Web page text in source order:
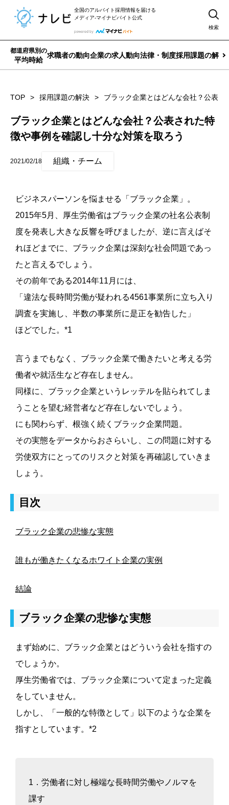
全国のアルバイト採用情報を届ける
メディア-マイナビバイト公式
検索
都道府県別の
平均時給
求職者の動向企業の求人動向法律・制度採用課題の解決
TOP 採用課題の解決 ブラック企業とはどんな会社？公表
ブラック企業とはどんな会社？公表された特
徴や事例を確認し十分な対策を取ろう
2021/02/18 組織・チーム
ビジネスパーソンを悩ませる「ブラック企業」。
2015年5月、厚生労働省はブラック企業の社名公表制
度を発表し大きな反響を呼びましたが、逆に言えばそ
れほどまでに、ブラック企業は深刻な社会問題であっ
たと言えるでしょう。
その前年である2014年11月には、
「違法な長時間労働が疑われる4561事業所に立ち入り
調査を実施し、半数の事業所に是正を勧告した」
ほどでした。*1
言うまでもなく、ブラック企業で働きたいと考える労
働者や就活生など存在しません。
同様に、ブラック企業というレッテルを貼られてしま
うことを望む経営者など存在しないでしょう。
にも関わらず、根強く続くブラック企業問題。
その実態をデータからおさらいし、この問題に対する
労使双方にとってのリスクと対策を再確認していきま
しょう。
目次
ブラック企業の悲惨な実態
誰もが働きたくなるホワイト企業の実例
結論
ブラック企業の悲惨な実態
まず始めに、ブラック企業とはどういう会社を指すの
でしょうか。
厚生労働省では、ブラック企業について定まった定義
をしていません。
しかし、「一般的な特徴として」以下のような企業を
指すとしています。*2
1．労働者に対し極端な長時間労働やノルマを
課す